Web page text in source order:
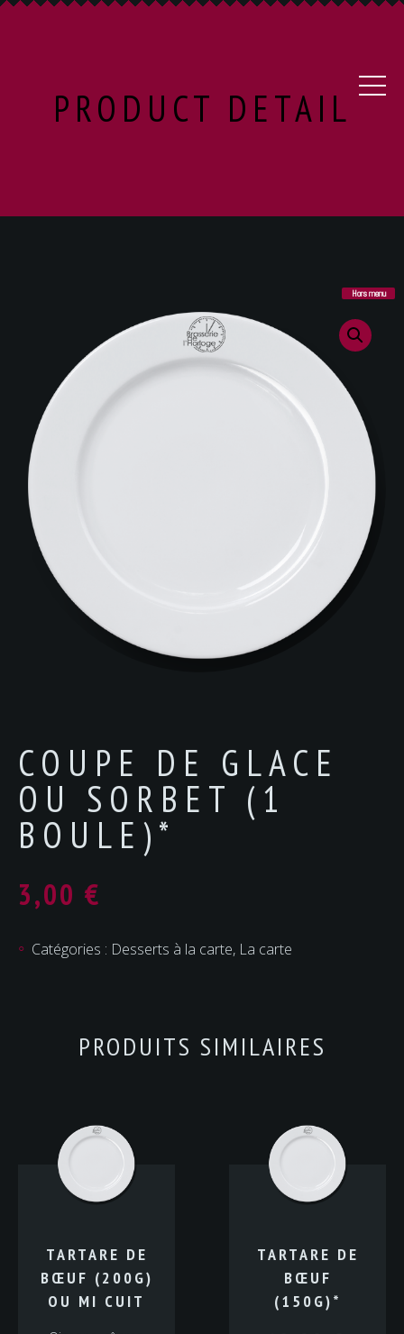
PRODUCT DETAIL
Hors menu
COUPE DE GLACE
OU SORBET (1
BOULE)*
3,00 €
Catégories : Desserts à la carte, La carte
PRODUITS SIMILAIRES
TARTARE DE
BŒUF (200G)
OU MI CUIT
TARTARE DE
BŒUF
(150G)*